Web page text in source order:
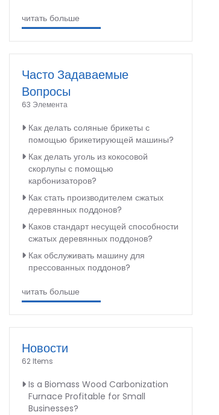
читать больше
Часто Задаваемые
Вопросы
63 Элемента
Как делать соляные брикеты с
помощью брикетирующей машины?
Как делать уголь из кокосовой
скорлупы с помощью
карбонизаторов?
Как стать производителем сжатых
деревянных поддонов?
Каков стандарт несущей способности
сжатых деревянных поддонов?
Как обслуживать машину для
прессованных поддонов?
читать больше
Новости
62 Items
Is a Biomass Wood Carbonization
Furnace Profitable for Small
Businesses?